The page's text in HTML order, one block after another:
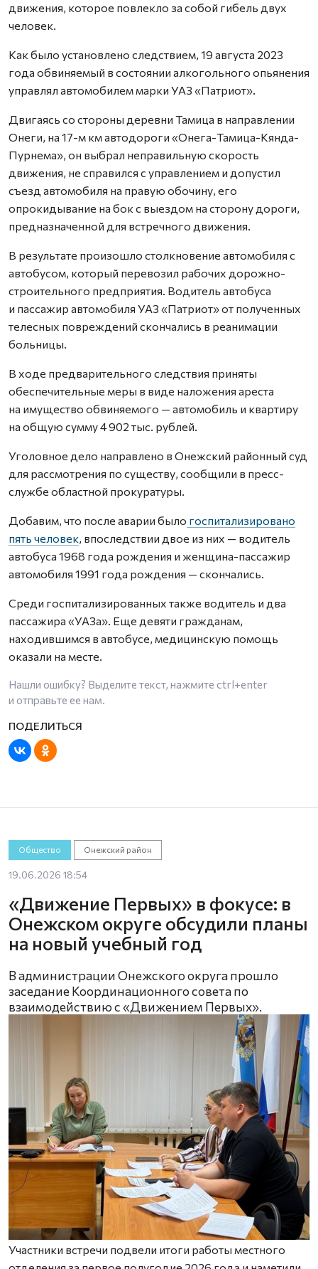
движения, которое повлекло за собой гибель двух
человек.
Как было установлено следствием, 19 августа 2023
года обвиняемый в состоянии алкогольного опьянения
управлял автомобилем марки УАЗ «Патриот».
Двигаясь со стороны деревни Тамица в направлении
Онеги, на 17-м км автодороги «Онега-Тамица-Кянда-
Пурнема», он выбрал неправильную скорость
движения, не справился с управлением и допустил
съезд автомобиля на правую обочину, его
опрокидывание на бок с выездом на сторону дороги,
предназначенной для встречного движения.
В результате произошло столкновение автомобиля с
автобусом, который перевозил рабочих дорожно-
строительного предприятия. Водитель автобуса
и пассажир автомобиля УАЗ «Патриот» от полученных
телесных повреждений скончались в реанимации
больницы.
В ходе предварительного следствия приняты
обеспечительные меры в виде наложения ареста
на имущество обвиняемого — автомобиль и квартиру
на общую сумму 4 902 тыс. рублей.
Уголовное дело направлено в Онежский районный суд
для рассмотрения по существу, сообщили в пресс-
службе областной прокуратуры.
Добавим, что после аварии было госпитализировано
пять человек, впоследствии двое из них — водитель
автобуса 1968 года рождения и​ женщина-пассажир
автомобиля 1991 года рождения — скончались.
Среди госпитализированных также водитель и два
пассажира «УАЗа».​ Еще девяти гражданам,
находившимся в автобусе, медицинскую помощь
оказали на месте.
Нашли ошибку? Выделите текст, нажмите ctrl+enter
и отправьте ее нам.
Общество Онежский район
19.06.2026 18:54
«Движение Первых» в фокусе: в
Онежском округе обсудили планы
на новый учебный год
В администрации Онежского округа прошло
заседание Координационного совета по
взаимодействию с «Движением Первых».
Участники встречи подвели итоги работы местного